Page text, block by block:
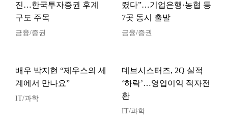
진…한국투자증권 후계
구도 주목
금융/증권
렸다”…기업은행·농협 등
7곳 동시 출발
금융/증권
배우 박지현 “제우스의 세
계에서 만나요”
IT/과학
데브시스터즈, 2Q 실적
‘하락’…영업이익 적자전
환
IT/과학